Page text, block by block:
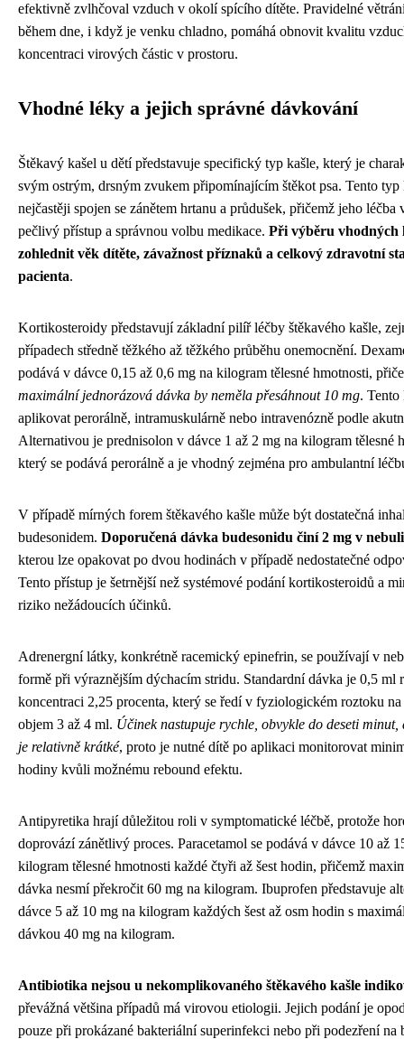
efektivně zvlhčoval vzduch v okolí spícího dítěte. Pravidelné
během dne, i když je venku chladno, pomáhá obnovit kvalitu
koncentraci virových částic v prostoru.
Vhodné léky a jejich správné dávkování
Štěkavý kašel u dětí představuje specifický typ kašle, který je
svým ostrým, drsným zvukem připomínajícím štěkot psa. Tento typ
nejčastěji spojen se zánětem hrtanu a průdušek, přičemž jeho léčba
pečlivý přístup a správnou volbu medikace. Při výběru vhodných
zohlednit věk dítěte, závažnost příznaků a celkový zdravotní
pacienta.
Kortikosteroidy představují základní pilíř léčby štěkavého kašle,
případech středně těžkého až těžkého průběhu onemocnění.
podává v dávce 0,15 až 0,6 mg na kilogram tělesné hmotnosti,
maximální jednorázová dávka by neměla přesáhnout 10 mg. Tento
aplikovat perorálně, intramuskulárně nebo intravenózně podle
Alternativou je prednisolon v dávce 1 až 2 mg na kilogram tělesné
který se podává perorálně a je vhodný zejména pro ambulantní
V případě mírných forem štěkavého kašle může být dostatečná
budesonidem. Doporučená dávka budesonidu činí 2 mg v
kterou lze opakovat po dvou hodinách v případě nedostatečné
Tento přístup je šetrnější než systémové podání kortikosteroidů a
riziko nežádoucích účinků.
Adrenergní látky, konkrétně racemický epinefrin, se používají v
formě při výraznějším dýchacím stridu. Standardní dávka je 0,5 ml
koncentraci 2,25 procenta, který se ředí v fyziologickém roztoku
objem 3 až 4 ml. Účinek nastupuje rychle, obvykle do deseti
je relativně krátké, proto je nutné dítě po aplikaci monitorovat
hodiny kvůli možnému rebound efektu.
Antipyretika hrají důležitou roli v symptomatické léčbě, protože
doprovází zánětlivý proces. Paracetamol se podává v dávce 10 až
kilogram tělesné hmotnosti každé čtyři až šest hodin, přičemž
dávka nesmí překročit 60 mg na kilogram. Ibuprofen představuje
dávce 5 až 10 mg na kilogram každých šest až osm hodin s
dávkou 40 mg na kilogram.
Antibiotika nejsou u nekomplikovaného štěkavého kašle
převážná většina případů má virovou etiologii. Jejich podání je
pouze při prokázané bakteriální superinfekci nebo při podezření na